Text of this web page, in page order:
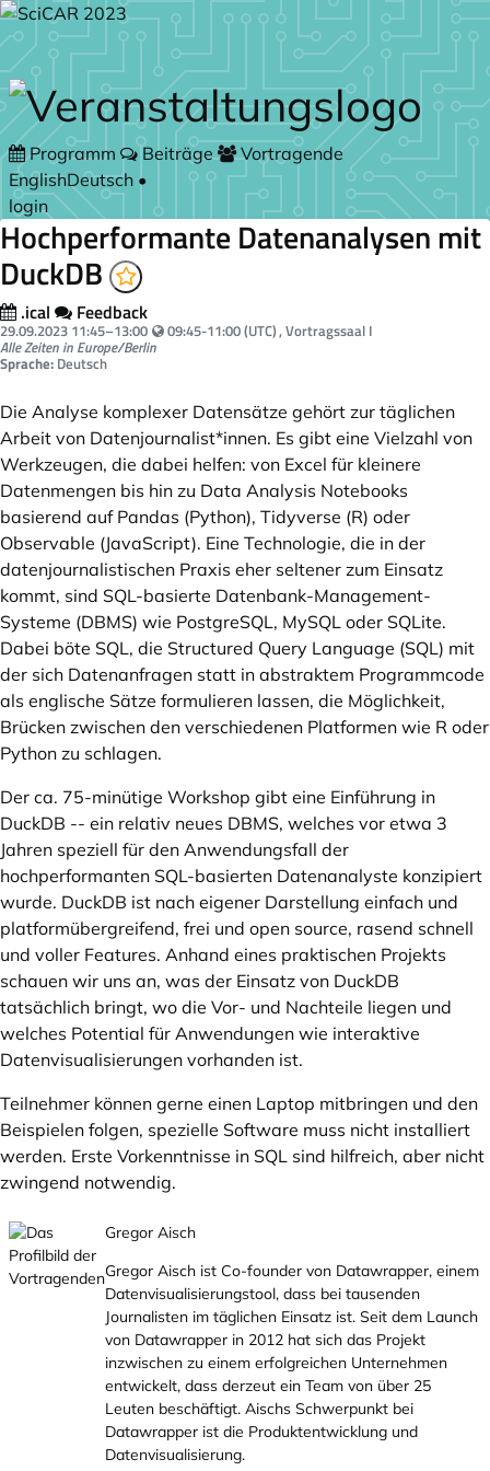
Zum Hauptteil springen
Programm Beiträge
Vortragende
EnglishDeutsch •
login
Hochperformante Datenanalysen mit
DuckDB
.ical Feedback
29.09.2023 11:45–13:00 Your local time:
09:45-11:00 (UTC), Vortragssaal I
Alle Zeiten in Europe/Berlin
Sprache: Deutsch
Die Analyse komplexer Datensätze gehört zur täglichen
Arbeit von Datenjournalist*innen. Es gibt eine Vielzahl von
Werkzeugen, die dabei helfen: von Excel für kleinere
Datenmengen bis hin zu Data Analysis Notebooks
basierend auf Pandas (Python), Tidyverse (R) oder
Observable (JavaScript). Eine Technologie, die in der
datenjournalistischen Praxis eher seltener zum Einsatz
kommt, sind SQL-basierte Datenbank-Management-
Systeme (DBMS) wie PostgreSQL, MySQL oder SQLite.
Dabei böte SQL, die Structured Query Language (SQL) mit
der sich Datenanfragen statt in abstraktem Programmcode
als englische Sätze formulieren lassen, die Möglichkeit,
Brücken zwischen den verschiedenen Platformen wie R oder
Python zu schlagen.
Der ca. 75-minütige Workshop gibt eine Einführung in
DuckDB -- ein relativ neues DBMS, welches vor etwa 3
Jahren speziell für den Anwendungsfall der
hochperformanten SQL-basierten Datenanalyste konzipiert
wurde. DuckDB ist nach eigener Darstellung einfach und
platformübergreifend, frei und open source, rasend schnell
und voller Features. Anhand eines praktischen Projekts
schauen wir uns an, was der Einsatz von DuckDB
tatsächlich bringt, wo die Vor- und Nachteile liegen und
welches Potential für Anwendungen wie interaktive
Datenvisualisierungen vorhanden ist.
Teilnehmer können gerne einen Laptop mitbringen und den
Beispielen folgen, spezielle Software muss nicht installiert
werden. Erste Vorkenntnisse in SQL sind hilfreich, aber nicht
zwingend notwendig.
Gregor Aisch
Gregor Aisch ist Co-founder von Datawrapper, einem
Datenvisualisierungstool, dass bei tausenden
Journalisten im täglichen Einsatz ist. Seit dem Launch
von Datawrapper in 2012 hat sich das Projekt
inzwischen zu einem erfolgreichen Unternehmen
entwickelt, dass derzeut ein Team von über 25
Leuten beschäftigt. Aischs Schwerpunkt bei
Datawrapper ist die Produktentwicklung und
Datenvisualisierung.